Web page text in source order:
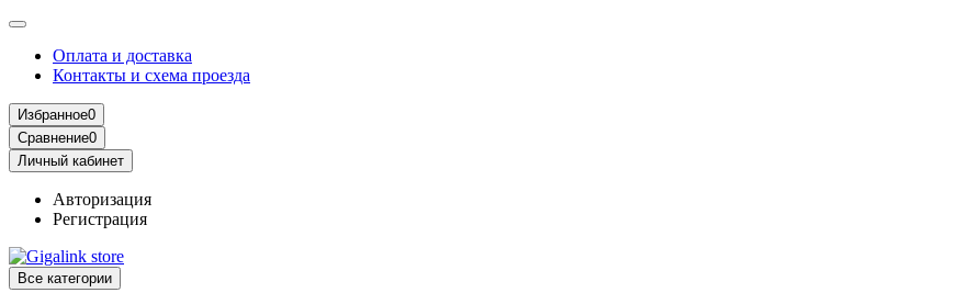
Оплата и доставка
Контакты и схема проезда
Избранное0
Сравнение0
Личный кабинет
Авторизация
Регистрация
Все категории